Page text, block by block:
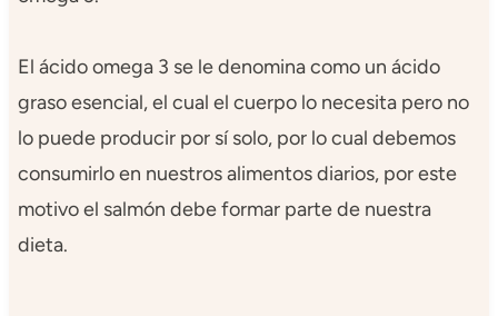
El ácido omega 3 se le denomina como un ácido
graso esencial, el cual el cuerpo lo necesita pero no
lo puede producir por sí solo, por lo cual debemos
consumirlo en nuestros alimentos diarios, por este
motivo el salmón debe formar parte de nuestra
dieta.